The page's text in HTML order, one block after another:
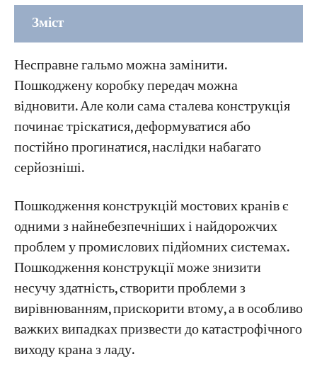
Зміст
конструкцій
1. Втомні тріщини в стінці головної балки
або накладній плиті
2. Розтріскування зварного шва або
зварного шва вузла ферми
деформація)
4. Бічне згинання головної балки
(горизонтальна стрілоподібність / вигин)
5. Прогин головної балки вниз (просідання
/ постійне стиснення)
Частина 2: Методи неруйнівного контролю
сталевих конструкцій
Несправне гальмо можна замінити.
Пошкоджену коробку передач можна
відновити. Але коли сама сталева конструкція
починає тріскатися, деформуватися або
постійно прогинатися, наслідки набагато
серйозніші.
Пошкодження конструкцій мостових кранів є
одними з найнебезпечніших і найдорожчих
проблем у промислових підйомних системах.
Пошкодження конструкції може знизити
несучу здатність, створити проблеми з
вирівнюванням, прискорити втому, а в особливо
важких випадках призвести до катастрофічного
виходу крана з ладу.